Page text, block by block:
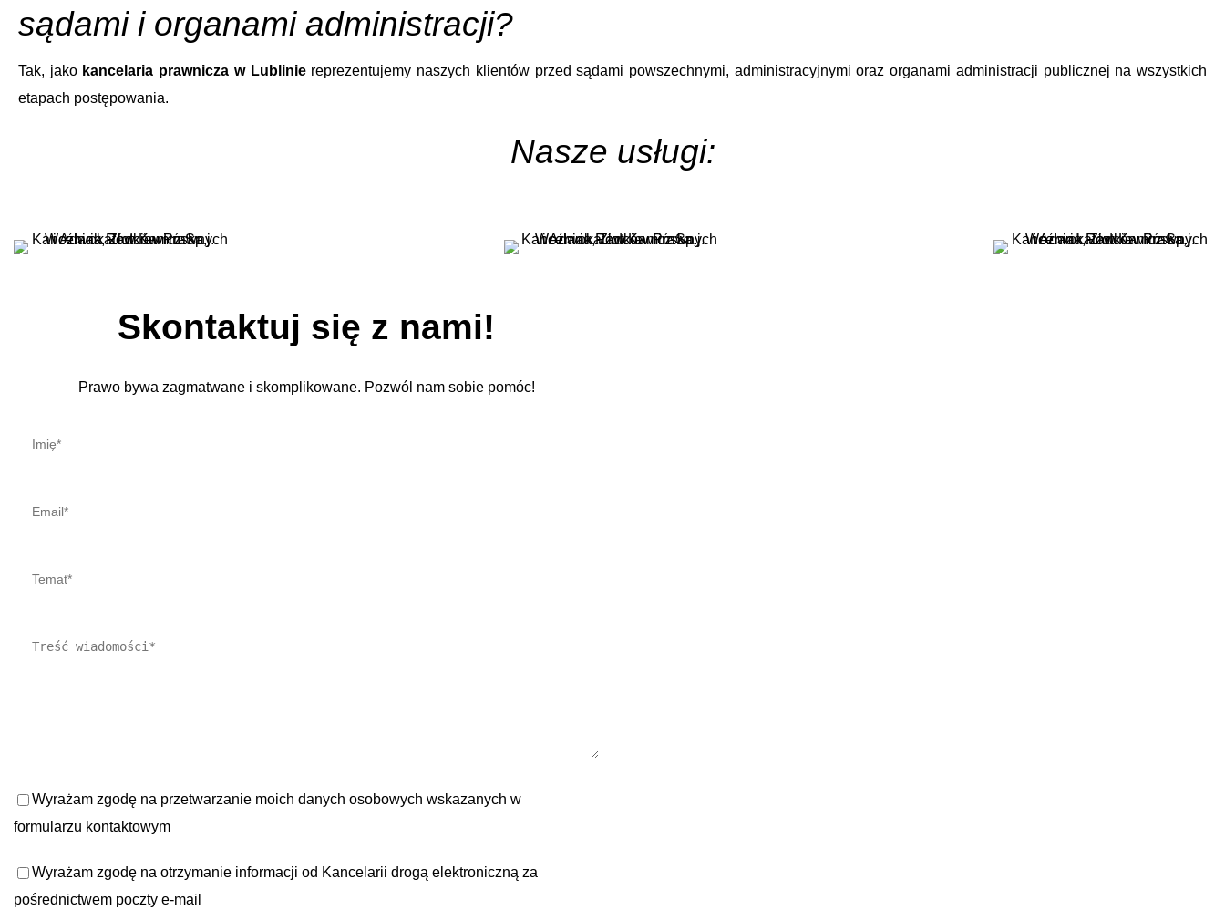
sądami i organami administracji?
Tak, jako kancelaria prawnicza w Lubliniereprezentujemy naszych klientów przed sądami powszechnymi, administracyjnymi oraz organami administracji publicznej na wszystkich
etapach postępowania.
Nasze usługi:
Skontaktuj się z nami!
Prawo bywa zagmatwane i skomplikowane. Pozwól nam sobie pomóc!
Wyrażam zgodę na przetwarzanie moich danych osobowych wskazanych w
formularzu kontaktowym
Wyrażam zgodę na otrzymanie informacji od Kancelarii drogą elektroniczną za
pośrednictwem poczty e-mail